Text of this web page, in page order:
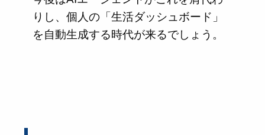
りし、個人の「生活ダッシュボード」
を自動生成する時代が来るでしょう。